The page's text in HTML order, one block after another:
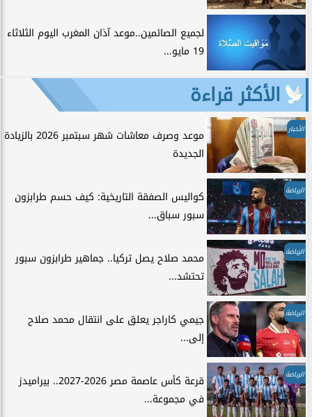
لجميع الصائمين..موعد آذان المغرب اليوم الثلاثاء
19 مايو...
الأكثر قراءة
الأخبار
موعد وصرف معاشات شهر سبتمبر 2026 بالزيادة
الجديدة
الرياضة
كواليس الصفقة التاريخية: كيف حسم طرابزون
سبور سباق...
الرياضة
محمد صلاح يصل تركيا.. جماهير طرابزون سبور
تحتشد...
الرياضة
جيمي كاراجر يعلق على انتقال محمد صلاح
إلى...
الرياضة
قرعة كأس عاصمة مصر 2026-2027.. بيراميدز
في مجموعة...